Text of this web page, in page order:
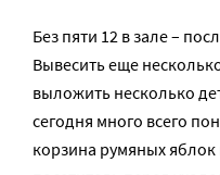
Без пяти 12 в зале –
Вывесить еще
выложить несколько
сегодня много всего
корзина румяных